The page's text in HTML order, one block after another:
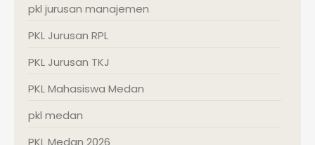
pkl jurusan manajemen
PKL Jurusan RPL
PKL Jurusan TKJ
PKL Mahasiswa Medan
pkl medan
PKL Medan 2026